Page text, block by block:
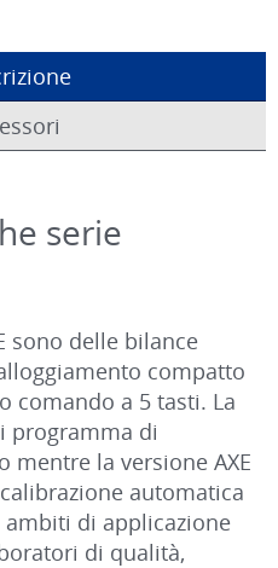
serie
sono delle bilance
compatto
comando a 5 tasti. La
programma di
mentre la versione AXE
automatica
di applicazione
di qualità,